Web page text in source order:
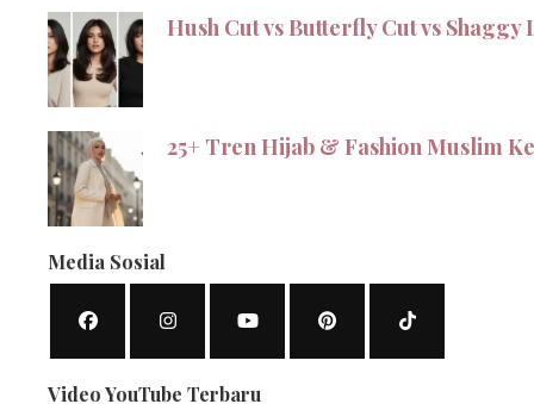
Hush Cut vs Butterfly Cut vs
25+ Tren Hijab & Fashion Muslim
Media Sosial
Video YouTube Terbaru